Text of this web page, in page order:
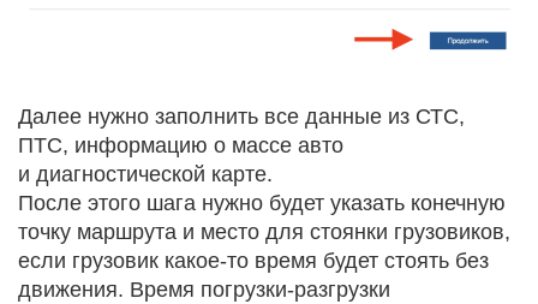
Далее нужно заполнить все данные из СТС,
ПТС, информацию о массе авто
и диагностической карте.
После этого шага нужно будет указать конечную
точку маршрута и место для стоянки грузовиков,
если грузовик какое-то время будет стоять без
движения. Время погрузки-разгрузки